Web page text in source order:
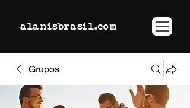
alanisbrasil.com
Grupos